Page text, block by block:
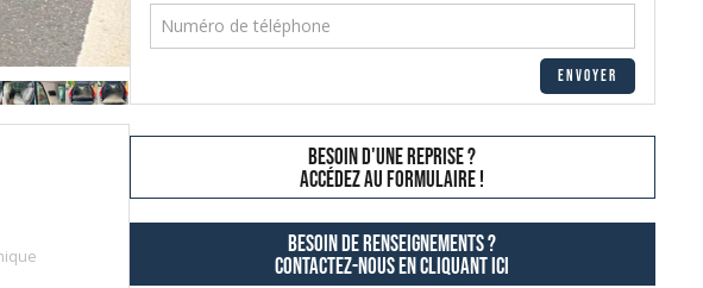
besoin d'une reprise ?
AccÉdez au formulaire !
Besoin de renseignements ?
contactez-nous en cliquant ici